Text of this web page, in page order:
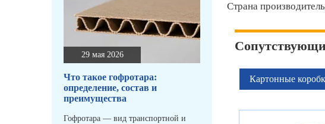
29 мая 2026
Что такое гофротара:
определение, состав и
преимущества
Гофротара — вид транспортной и
Страна производитель
Картонные